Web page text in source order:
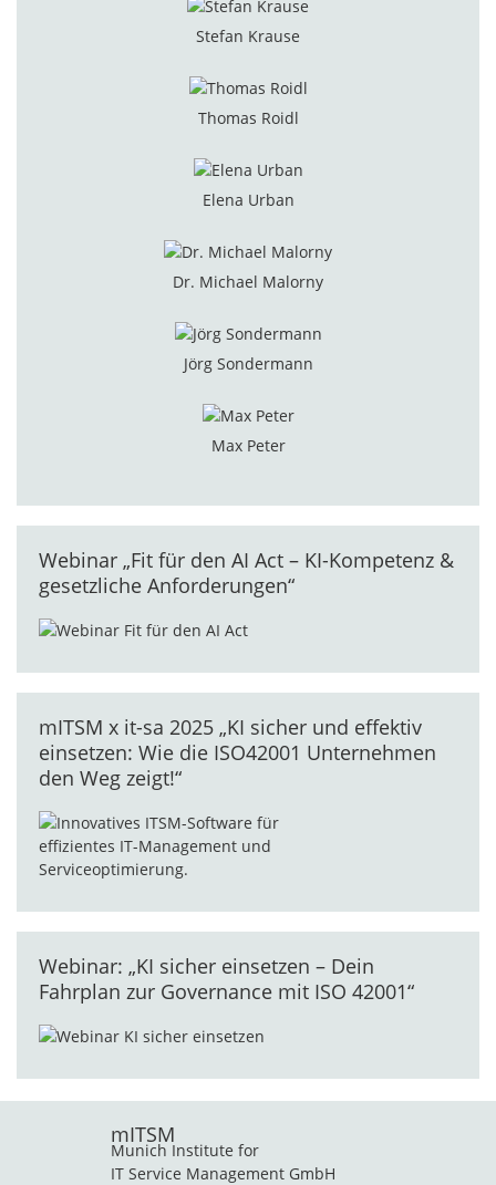
Stefan Krause
Thomas Roidl
Elena Urban
Dr. Michael Malorny
Jörg Sondermann
Max Peter
Webinar „Fit für den AI Act – KI-Kompetenz &
gesetzliche Anforderungen“
mITSM x it-sa 2025 „KI sicher und effektiv
einsetzen: Wie die ISO42001 Unternehmen
den Weg zeigt!“
Webinar: „KI sicher einsetzen – Dein
Fahrplan zur Governance mit ISO 42001“
mITSM
Munich Institute for
IT Service Management GmbH